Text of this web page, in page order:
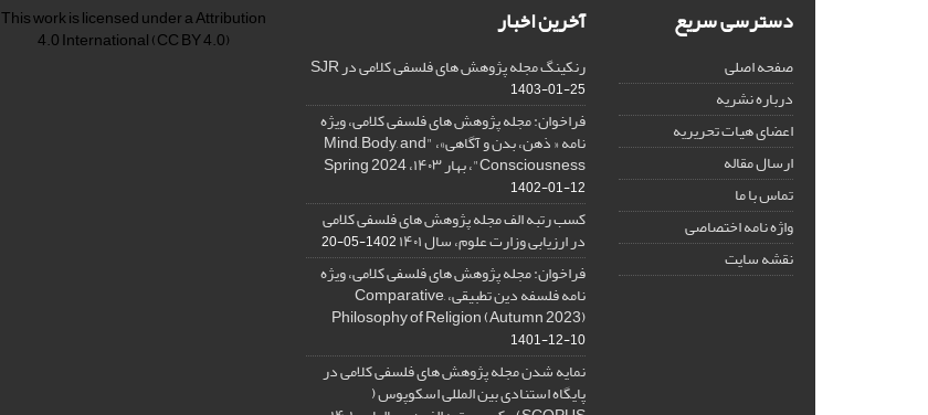
دسترسی سریع
صفحه اصلی
درباره نشریه
اعضای هیات تحریریه
ارسال مقاله
تماس با ما
واژه نامه اختصاصی
نقشه سایت
آخرین اخبار
رنکینگ مجله پژوهش های فلسفی کلامی در SJR
1403-01-25
فراخوان: مجله پژوهش های فلسفی کلامی، ویژه
نامه « ذهن، بدن و آگاهی»، "Mind, Body, and
Consciousness"، بهار ۱۴۰۳، Spring 2024
1402-01-12
کسب رتبه الف مجله پژوهش های فلسفی کلامی
در ارزیابی وزارت علوم، سال ۱۴۰۱ 1402-05-20
فراخوان: مجله پژوهش های فلسفی کلامی، ویژه
نامه فلسفه دین تطبیقی، ,Comparative
Philosophy of Religion (Autumn 2023)
1401-12-10
نمایه شدن مجله پژوهش های فلسفی کلامی در
پایگاه استنادی بین المللی اسکوپوس (
This work is licensed under aAttribution
4.0 International(CC BY 4.0)